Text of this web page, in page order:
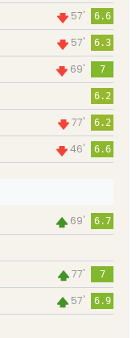
57' 6.6
57' 6.3
69' 7
6.2
77' 6.2
46' 6.6
69' 6.7
77' 7
57' 6.9